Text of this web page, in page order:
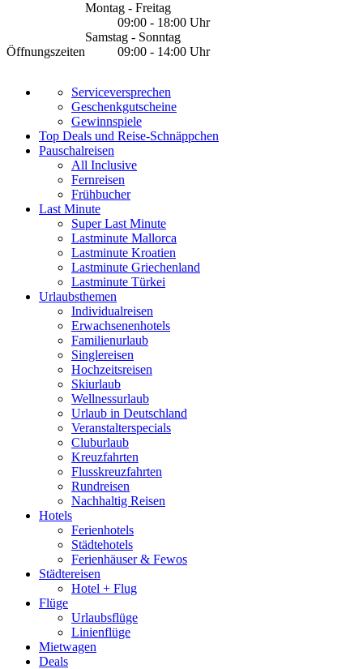
Öffnungszeiten
Montag - Freitag
09:00 - 18:00 Uhr
Samstag - Sonntag
09:00 - 14:00 Uhr
Serviceversprechen
Geschenkgutscheine
Gewinnspiele
Top Deals und Reise-Schnäppchen
Pauschalreisen
All Inclusive
Fernreisen
Frühbucher
Last Minute
Super Last Minute
Lastminute Mallorca
Lastminute Kroatien
Lastminute Griechenland
Lastminute Türkei
Urlaubsthemen
Individualreisen
Erwachsenenhotels
Familienurlaub
Singlereisen
Hochzeitsreisen
Skiurlaub
Wellnessurlaub
Urlaub in Deutschland
Veranstalterspecials
Cluburlaub
Kreuzfahrten
Flusskreuzfahrten
Rundreisen
Nachhaltig Reisen
Hotels
Ferienhotels
Städtehotels
Ferienhäuser & Fewos
Städtereisen
Hotel + Flug
Flüge
Urlaubsflüge
Linienflüge
Mietwagen
Deals